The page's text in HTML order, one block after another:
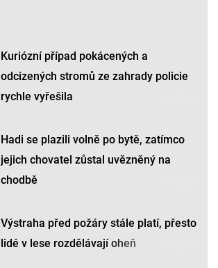
Kuriózní případ pokácených a
odcizených stromů ze zahrady policie
rychle vyřešila
Hadi se plazili volně po bytě, zatímco
jejich chovatel zůstal uvězněný na
chodbě
Výstraha před požáry stále platí, přesto
lidé v lese rozdělávají oheň